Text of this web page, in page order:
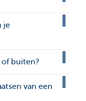
je
of buiten?
van een